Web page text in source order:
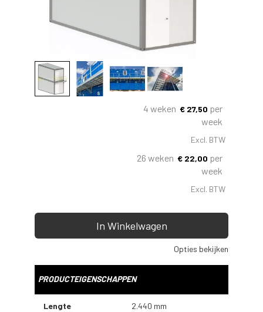
4 weken € 27,50 per
week
Excl. BTW
26 weken € 22,00 per
week
Excl. BTW
In Winkelwagen
Opties bekijken
PRODUCTEIGENSCHAPPEN
Lengte
2.440 mm